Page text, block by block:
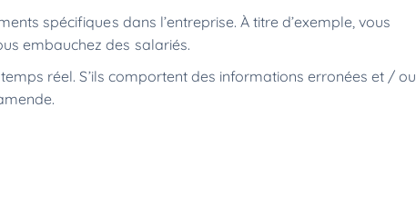
spécifiques dans l’entreprise. À titre d’exemple, vous
embauchez des salariés.
réel. S’ils comportent des informations erronées et / ou